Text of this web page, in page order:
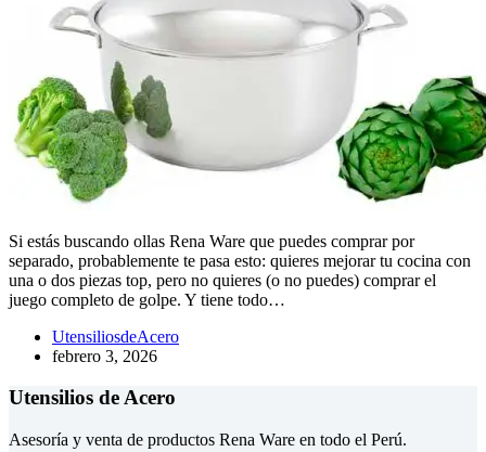
Si estás buscando ollas Rena Ware que puedes comprar por
separado, probablemente te pasa esto: quieres mejorar tu cocina con
una o dos piezas top, pero no quieres (o no puedes) comprar el
juego completo de golpe. Y tiene todo…
UtensiliosdeAcero
febrero 3, 2026
Utensilios de Acero
Asesoría y venta de productos Rena Ware en todo el Perú.